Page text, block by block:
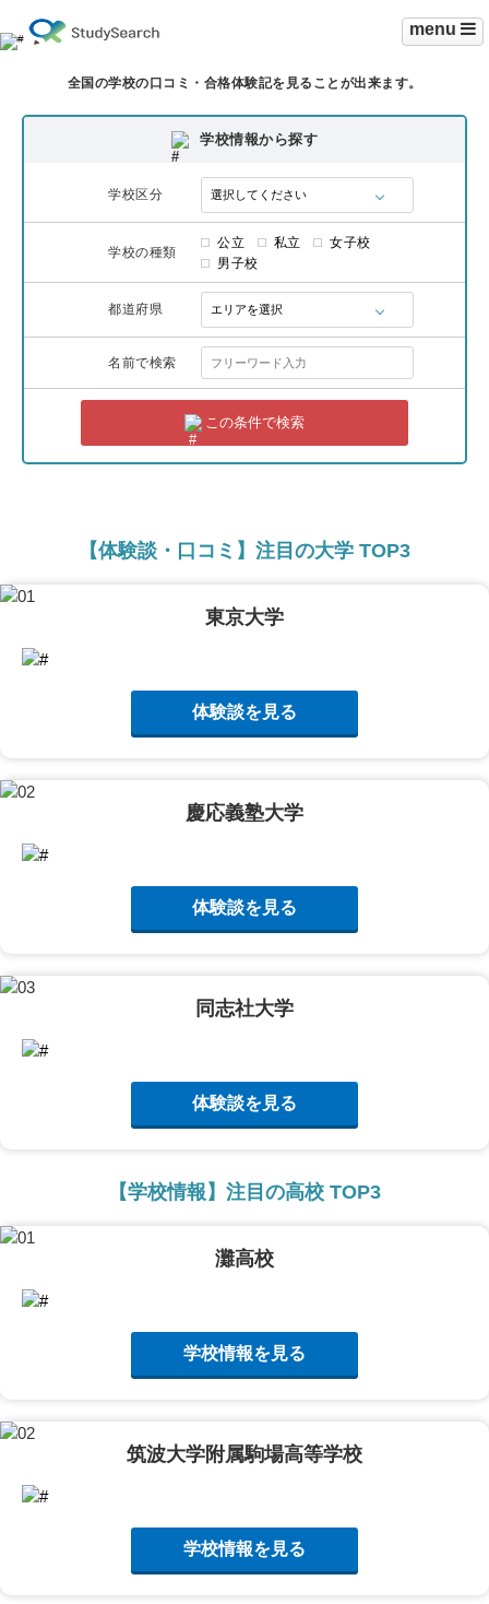
menu
全国の学校の口コミ・合格体験記を見ることが出来ます。
学校情報から探す
学校区分
学校の種類
公立 私立
女子校
男子校
都道府県
名前で検索
この条件で検索
【体験談・口コミ】注目の大学 TOP3
東京大学
体験談を見る
慶応義塾大学
体験談を見る
同志社大学
体験談を見る
【学校情報】注目の高校 TOP3
灘高校
学校情報を見る
筑波大学附属駒場高等学校
学校情報を見る